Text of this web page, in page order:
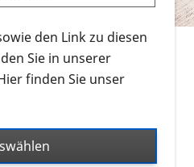
dieErklärvideos zum
PRO RETINA-Website
Menschen an.
sämtliches Infomaterial
um ausschließlich
Audios oder Videos zu
den Link zu diesen
Sie in unserer
finden Sie unser